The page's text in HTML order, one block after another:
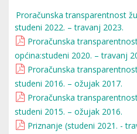
Proračunska transparentnost
studeni 2022. – travanj 2023.
Proračunska
općina:studeni 2020. – travanj
Proračunska
studeni 2016. – ožujak 2017.
Proračunska
studeni 2015. – ožujak 2016.
Priznanje (studeni 2021. -